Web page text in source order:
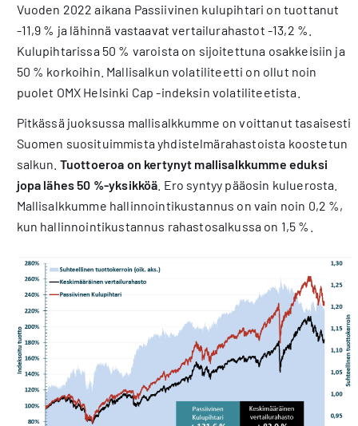
Vuoden 2022 aikana Passiivinen kulupihtari on tuottanut
-11,9 % ja lähinnä vastaavat vertailurahastot -13,2 %.
Kulupihtarissa 50 % varoista on sijoitettuna osakkeisiin ja
50 % korkoihin. Mallisalkun volatiliteetti on ollut noin
puolet OMX Helsinki Cap -indeksin volatiliteetista.
Pitkässä juoksussa mallisalkkumme on voittanut tasaisesti
Suomen suosituimmista yhdistelmärahastoista koostetun
salkun. Tuottoeroa on kertynyt mallisalkkumme eduksi
jopa lähes 50 %-yksikköä . Ero syntyy pääosin kuluerosta.
Mallisalkkumme hallinnointikustannus on vain noin 0,2 %,
kun hallinnointikustannus rahastosalkussa on 1,5 %.